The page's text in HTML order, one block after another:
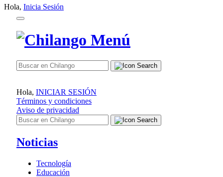
Hola, Inicia Sesión
Hola, INICIAR SESIÓN
Términos y condiciones
Aviso de privacidad
Noticias
Tecnología
Educación